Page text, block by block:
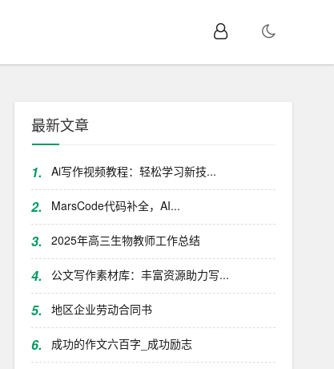
最新文章
1. Ai写作视频教程：轻松学习新技...
2. MarsCode代码补全，AI...
3. 2025年高三生物教师工作总结
4. 公文写作素材库：丰富资源助力写...
5. 地区企业劳动合同书
6. 成功的作文六百字_成功励志